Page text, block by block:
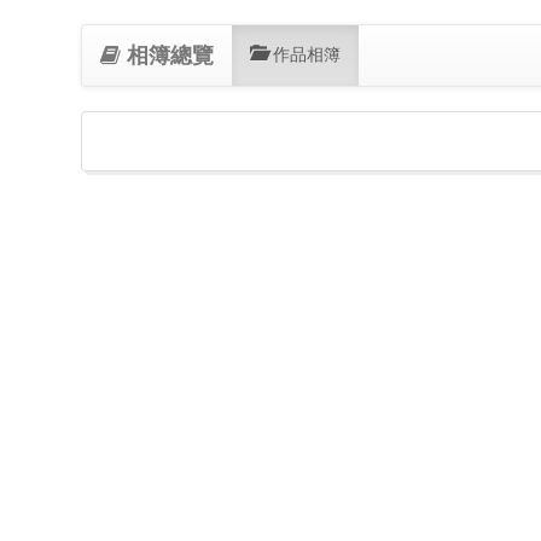
相簿總覽 作品相簿(current)